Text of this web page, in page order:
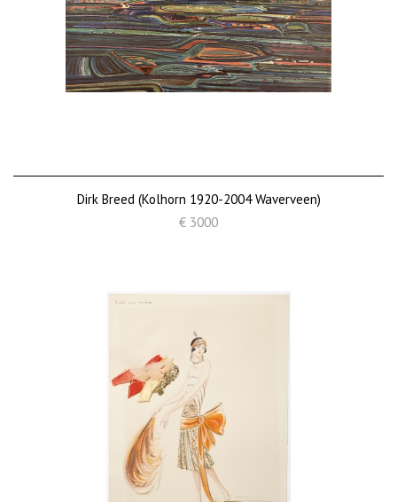
Dirk Breed (Kolhorn 1920-2004 Waverveen)
€ 3000